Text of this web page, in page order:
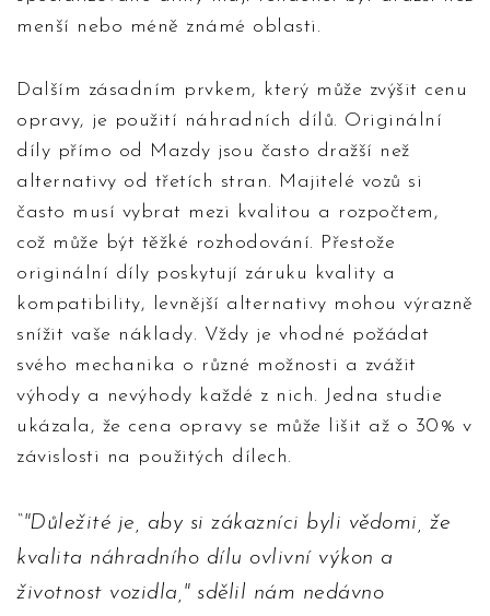
menší nebo méně známé oblasti.
Dalším zásadním prvkem, který může zvýšit cenu
opravy, je použití náhradních dílů. Originální
díly přímo od Mazdy jsou často dražší než
alternativy od třetích stran. Majitelé vozů si
často musí vybrat mezi kvalitou a rozpočtem,
což může být těžké rozhodování. Přestože
originální díly poskytují záruku kvality a
kompatibility, levnější alternativy mohou výrazně
snížit vaše náklady. Vždy je vhodné požádat
svého mechanika o různé možnosti a zvážit
výhody a nevýhody každé z nich. Jedna studie
ukázala, že cena opravy se může lišit až o 30% v
závislosti na použitých dílech.
"Důležité je, aby si zákazníci byli vědomi, že
kvalita náhradního dílu ovlivní výkon a
životnost vozidla," sdělil nám nedávno